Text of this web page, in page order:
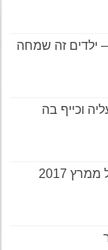
סוזוקי קרוסאובר טורבו – החל ממרץ 2017